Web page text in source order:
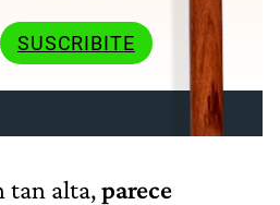
SUSCRIBITE
tan alta,parece